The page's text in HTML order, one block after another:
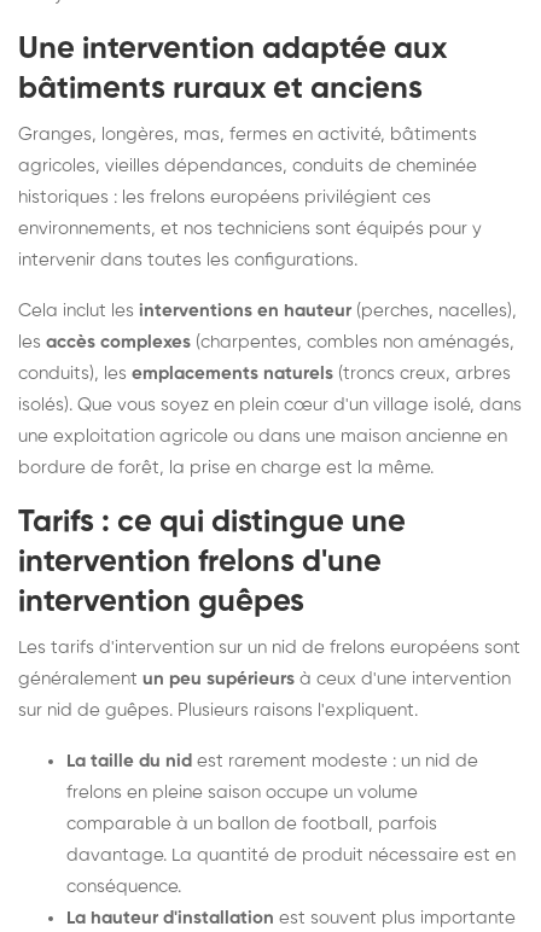
Une intervention adaptée aux
bâtiments ruraux et anciens
Granges, longères, mas, fermes en activité, bâtiments
agricoles, vieilles dépendances, conduits de cheminée
historiques : les frelons européens privilégient ces
environnements, et nos techniciens sont équipés pour y
intervenir dans toutes les configurations.
Cela inclut les interventions en hauteur (perches, nacelles),
les accès complexes (charpentes, combles non aménagés,
conduits), les emplacements naturels (troncs creux, arbres
isolés). Que vous soyez en plein cœur d'un village isolé, dans
une exploitation agricole ou dans une maison ancienne en
bordure de forêt, la prise en charge est la même.
Tarifs : ce qui distingue une
intervention frelons d'une
intervention guêpes
Les tarifs d'intervention sur un nid de frelons européens sont
généralement un peu supérieurs à ceux d'une intervention
sur nid de guêpes. Plusieurs raisons l'expliquent.
La taille du nid est rarement modeste : un nid de
frelons en pleine saison occupe un volume
comparable à un ballon de football, parfois
davantage. La quantité de produit nécessaire est en
conséquence.
La hauteur d'installation est souvent plus importante